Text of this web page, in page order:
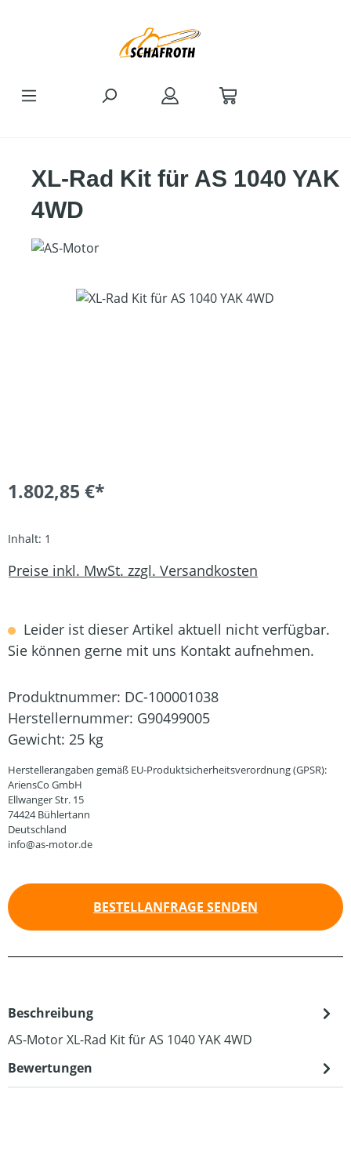
XL-Rad Kit für AS 1040 YAK
4WD
Bildergalerie überspringen
1.802,85 €*
Inhalt: 1
Preise inkl. MwSt. zzgl. Versandkosten
Leider ist dieser Artikel aktuell nicht verfügbar.
Sie können gerne mit uns Kontakt aufnehmen.
Produktnummer: DC-100001038
Herstellernummer: G90499005
Gewicht: 25 kg
Herstellerangaben gemäß EU-Produktsicherheitsverordnung (GPSR):
AriensCo GmbH
Ellwanger Str. 15
74424 Bühlertann
Deutschland
info@as-motor.de
BESTELLANFRAGE SENDEN
Beschreibung
AS-Motor XL-Rad Kit für AS 1040 YAK 4WD
Bewertungen